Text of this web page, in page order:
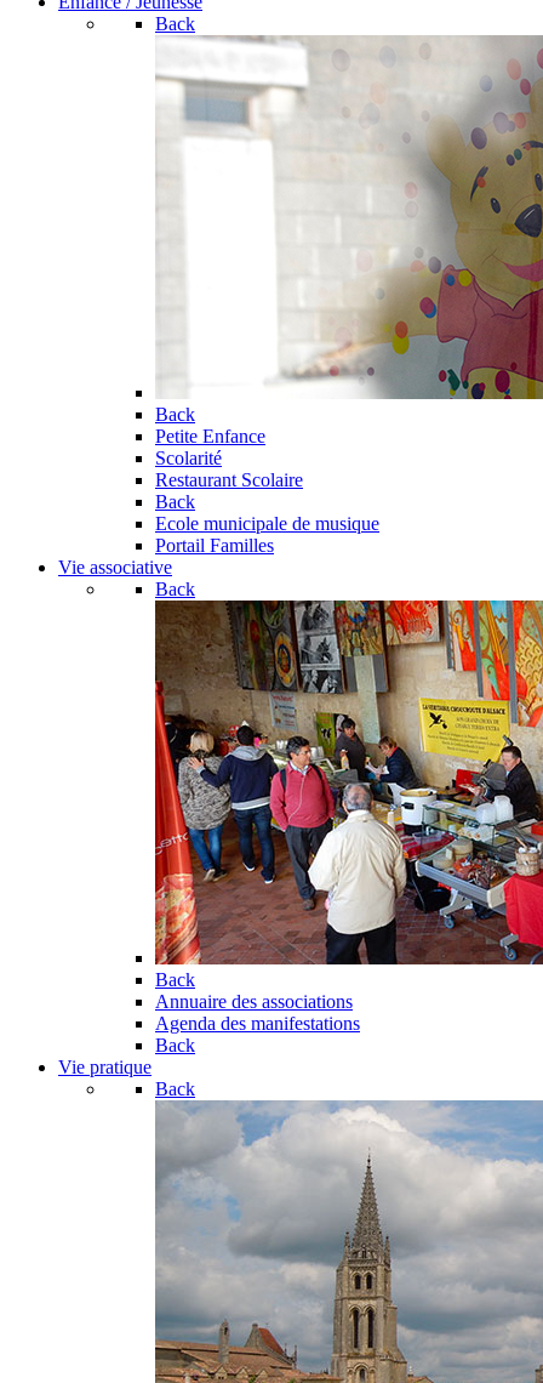
Back
Back
Petite Enfance
Scolarité
Restaurant Scolaire
Back
Ecole municipale de musique
Portail Familles
Vie associative
Back
Back
Annuaire des associations
Agenda des manifestations
Back
Vie pratique
Back